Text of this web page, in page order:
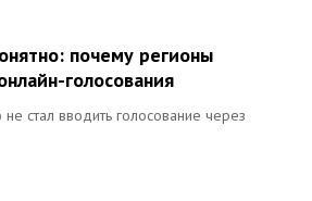
почему регионы
голосования
стал вводить голосование через